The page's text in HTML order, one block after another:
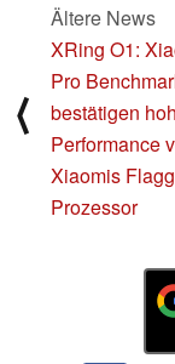
⟨
Ältere News
XRing O1:
Pro
bestätigen
Performance
Xiaomis
Prozessor